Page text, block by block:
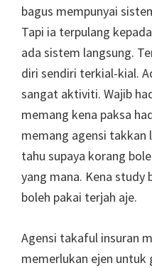
bagus mempunyai
Tapi ia terpulang
ada sistem langsung.
diri sendiri terkial-kial.
sangat aktiviti. Wajib
memang kena paksa
memang agensi takkan
tahu supaya korang
yang mana. Kena study
boleh pakai terjah aje.
Agensi takaful insuran
memerlukan ejen